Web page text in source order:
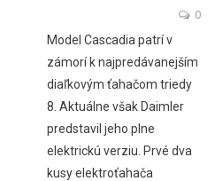
0
Model Cascadia patrí v
zámorí k najpredávanejším
diaľkovým ťahačom triedy
8. Aktuálne však Daimler
predstavil jeho plne
elektrickú verziu. Prvé dva
kusy elektroťahača